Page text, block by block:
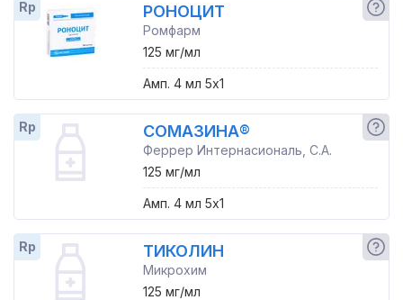
Rp РОНОЦИТ
Ромфарм
125 мг/мл
Амп. 4 мл 5x1
Rp СОМАЗИНА®
Феррер Интернасиональ, С.А.
125 мг/мл
Амп. 4 мл 5x1
Rp ТИКОЛИН
Микрохим
125 мг/мл